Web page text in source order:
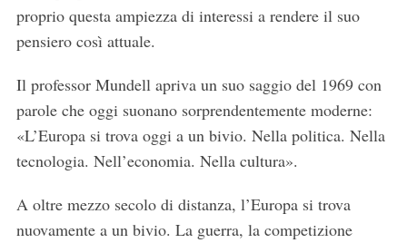
proprio questa ampiezza di interessi a rendere il suo
pensiero così attuale.
Il professor Mundell apriva un suo saggio del 1969 con
parole che oggi suonano sorprendentemente moderne:
«L’Europa si trova oggi a un bivio. Nella politica. Nella
tecnologia. Nell’economia. Nella cultura».
A oltre mezzo secolo di distanza, l’Europa si trova
nuovamente a un bivio. La guerra, la competizione